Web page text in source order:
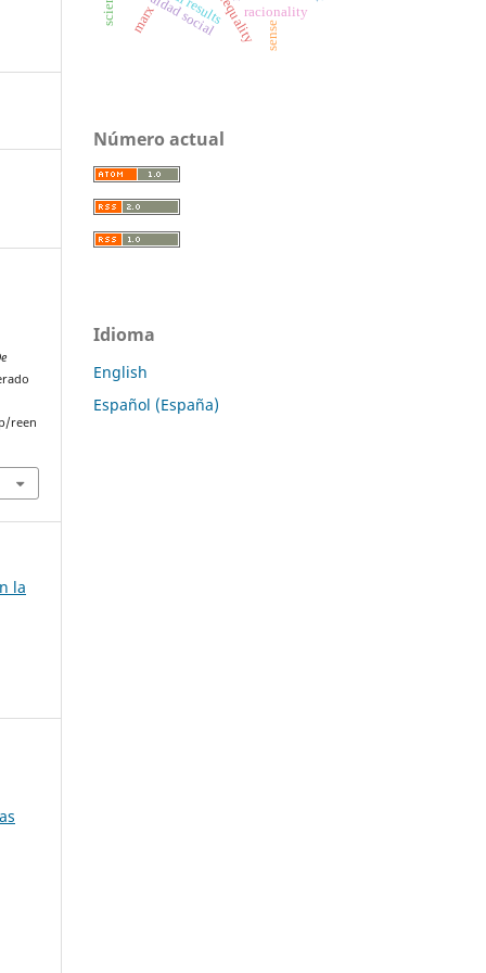
reen
la
racionality
marx sense
Número actual
Idioma
English
Español (España)